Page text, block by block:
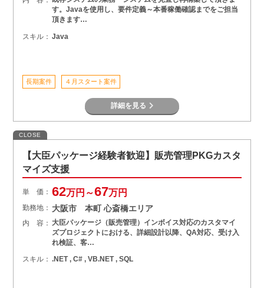
す。Javaを使用し、要件定義～本番稼働確認までをご担当
頂きます…
スキル： Java
長期案件 ４月スタート案件
詳細を見る
CLOSE
【大臣パッケージ経験者歓迎】販売管理PKGカスタ
マイズ支援
単 価： 62万円～67万円
勤務地： 大阪市 本町 心斎橋エリア
内 容： 大臣パッケージ（販売管理）インボイス対応のカスタマイ
ズプロジェクトにおける、詳細設計以降、QA対応、受け入
れ検証、客…
スキル： .NET , C# , VB.NET , SQL